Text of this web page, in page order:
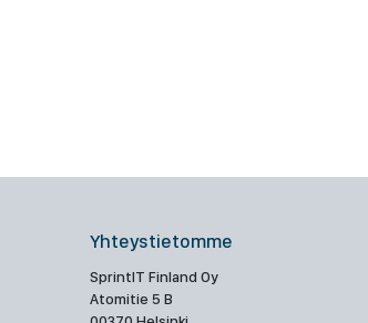
Yhteystietomme
SprintIT Finland Oy
Atomitie 5 B